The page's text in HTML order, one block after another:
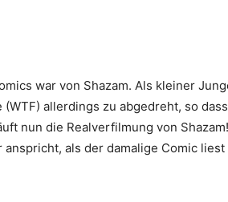
war von Shazam. Als kleiner
(WTF) allerdings zu abgedreht, so
nun die Realverfilmung von
anspricht, als der damalige Comic